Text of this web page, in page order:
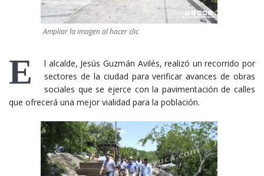
Ampliar la imagen al hacer clic
E
l alcalde, Jesús Guzmán Avilés, realizó un recorrido por
sectores de la ciudad para verificar avances de obras
sociales que se ejerce con la pavimentación de calles
que ofrecerá una mejor vialidad para la población.